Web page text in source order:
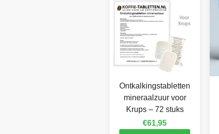
Ontkalkingstabletten
mineraalzuur voor
Krups – 72 stuks
€61,95